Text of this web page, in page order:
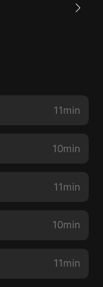
11min
10min
11min
10min
11min